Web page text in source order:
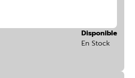
Disponible
En Stock